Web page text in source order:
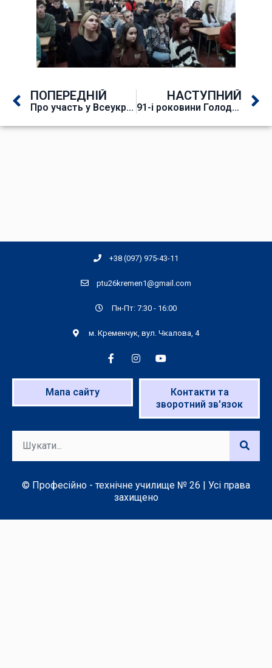
ПОПЕРЕДНІЙ
Про участь у Всеукраїнському вебінарі
НАСТУПНИЙ
91-і роковини Голодомору 1932–1933 років
+38 (097) 975-43-11
ptu26kremen1@gmail.com
Пн-Пт: 7:30 - 16:00
м. Кременчук, вул. Чкалова, 4
Мапа сайту
Контакти та
зворотний зв'язок
© Професійно - технічне училище № 26 | Усі права
захищено